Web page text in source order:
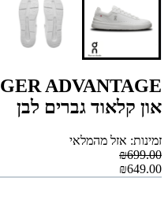
ADVANTAGE
און קלאוד גברים לבן
זמינות: אזל מהמלאי
₪699.00
₪649.00